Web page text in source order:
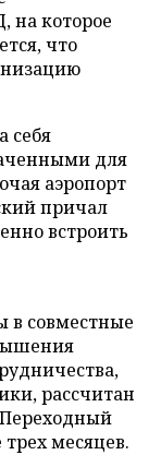
на которое
что
себя
для
аэропорт
причал
встроить
в совместные
рассчитан
Переходный
месяцев.